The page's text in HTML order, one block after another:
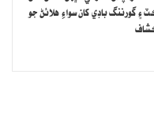
۽ گورننگ باڊي کان سواءِ هلائڻ جو